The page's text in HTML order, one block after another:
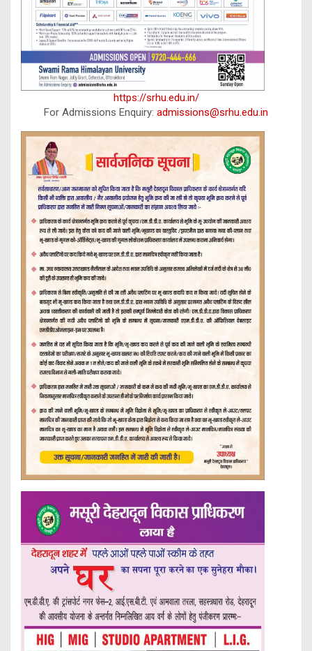
https://srhu.edu.in/
For Admissions Enquiry: admissions@srhu.edu.in